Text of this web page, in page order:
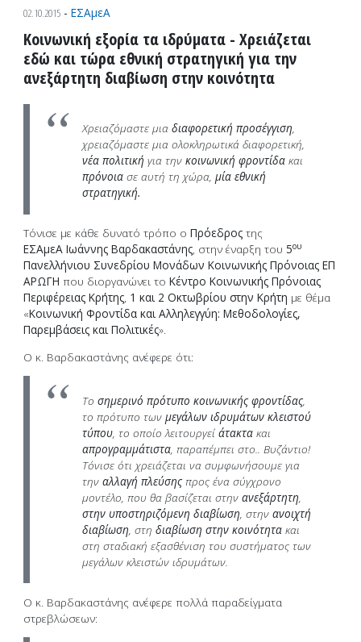
02.10.2015- ΕΣΑμεΑ
Κοινωνική εξορία τα ιδρύματα - Χρειάζεται
εδώ και τώρα εθνική στρατηγική για την
ανεξάρτητη διαβίωση στην κοινότητα
Χρειαζόμαστε μια διαφορετική προσέγγιση,
χρειαζόμαστε μια ολοκληρωτικά διαφορετική,
νέα πολιτική για την κοινωνική φροντίδακαι
πρόνοια σε αυτή τη χώρα, μία εθνική
στρατηγική.
Τόνισε με κάθε δυνατό τρόπο ο Πρόεδρος της
ΕΣΑμεΑ Ιωάννης Βαρδακαστάνης, στην έναρξη του 5ου
Πανελλήνιου Συνεδρίου Μονάδων Κοινωνικής Πρόνοιας ΕΠ
ΑΡΩΓΗ που διοργανώνει το Κέντρο Κοινωνικής Πρόνοιας
Περιφέρειας Κρήτης, 1 και 2 Οκτωβρίου στην Κρήτη με θέμα
«Κοινωνική Φροντίδα και Αλληλεγγύη: Μεθοδολογίες,
Παρεμβάσεις και Πολιτικές».
Ο κ. Βαρδακαστάνης ανέφερε ότι:
Το σημερινό πρότυπο κοινωνικής φροντίδας,
το πρότυπο των μεγάλων ιδρυμάτων κλειστού
τύπου, το οποίο λειτουργεί άτακτα και
απρογραμμάτιστα, παραπέμπει στο.. Βυζάντιο!
Τόνισε ότι χρειάζεται να συμφωνήσουμε για
τηναλλαγή πλεύσης προς ένα σύγχρονο
μοντέλο, που θα βασίζεται στην ανεξάρτητη
στην υποστηριζόμενη διαβίωση , στην ανοιχτή
διαβίωση , στη διαβίωση στην κοινότητακαι
στη σταδιακή εξασθένιση του συστήματος των
μεγάλων κλειστών ιδρυμάτων.
Ο κ. Βαρδακαστάνης ανέφερε πολλά παραδείγματα
στρεβλώσεων: